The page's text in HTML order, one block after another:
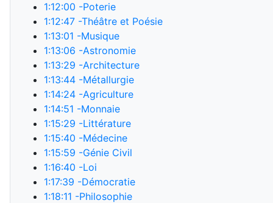
1:12:00 -Poterie
1:12:47 -Théâtre et Poésie
1:13:01 -Musique
1:13:06 -Astronomie
1:13:29 -Architecture
1:13:44 -Métallurgie
1:14:24 -Agriculture
1:14:51 -Monnaie
1:15:29 -Littérature
1:15:40 -Médecine
1:15:59 -Génie Civil
1:16:40 -Loi
1:17:39 -Démocratie
1:18:11 -Philosophie